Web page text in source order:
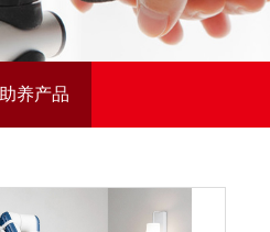
助养产品